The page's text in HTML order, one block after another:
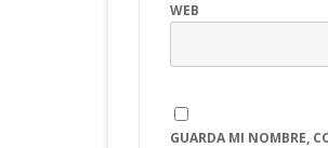
WEB
GUARDA MI NOMBRE,